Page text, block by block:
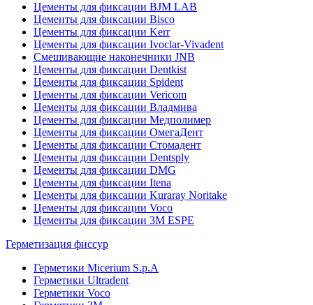
Цементы для фиксации BJM LAB
Цементы для фиксации Bisco
Цементы для фиксации Kerr
Цементы для фиксации Ivoclar-Vivadent
Смешивающие наконечники JNB
Цементы для фиксации Dentkist
Цементы для фиксации Spident
Цементы для фиксации Vericom
Цементы для фиксации Владмива
Цементы для фиксации Медполимер
Цементы для фиксации ОмегаДент
Цементы для фиксации Стомадент
Цементы для фиксации Dentsply
Цементы для фиксации DMG
Цементы для фиксации Itena
Цементы для фиксации Kuraray Noritake
Цементы для фиксации Voco
Цементы для фиксации 3M ESPE
Герметизация фиссур
Герметики Micerium S.p.A
Герметики Ultradent
Герметики Voco